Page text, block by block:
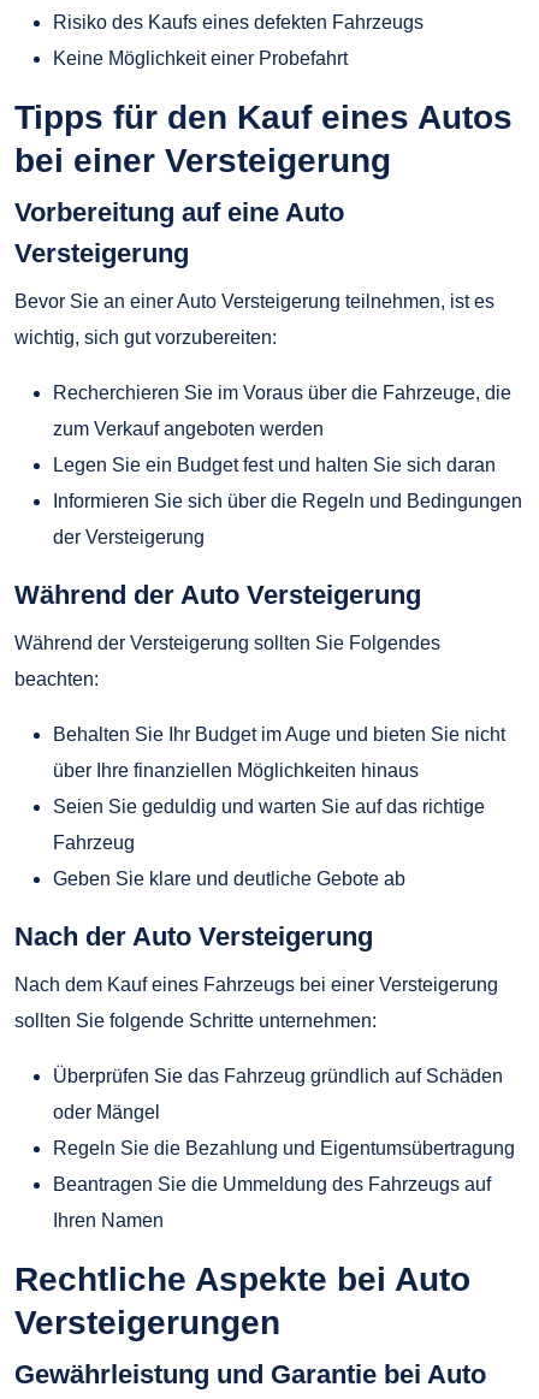
Risiko des Kaufs eines defekten Fahrzeugs
Keine Möglichkeit einer Probefahrt
Tipps für den Kauf eines Autos
bei einer Versteigerung
Vorbereitung auf eine Auto
Versteigerung
Bevor Sie an einer Auto Versteigerung teilnehmen, ist es
wichtig, sich gut vorzubereiten:
Recherchieren Sie im Voraus über die Fahrzeuge, die
zum Verkauf angeboten werden
Legen Sie ein Budget fest und halten Sie sich daran
Informieren Sie sich über die Regeln und Bedingungen
der Versteigerung
Während der Auto Versteigerung
Während der Versteigerung sollten Sie Folgendes
beachten:
Behalten Sie Ihr Budget im Auge und bieten Sie nicht
über Ihre finanziellen Möglichkeiten hinaus
Seien Sie geduldig und warten Sie auf das richtige
Fahrzeug
Geben Sie klare und deutliche Gebote ab
Nach der Auto Versteigerung
Nach dem Kauf eines Fahrzeugs bei einer Versteigerung
sollten Sie folgende Schritte unternehmen:
Überprüfen Sie das Fahrzeug gründlich auf Schäden
oder Mängel
Regeln Sie die Bezahlung und Eigentumsübertragung
Beantragen Sie die Ummeldung des Fahrzeugs auf
Ihren Namen
Rechtliche Aspekte bei Auto
Versteigerungen
Gewährleistung und Garantie bei Auto